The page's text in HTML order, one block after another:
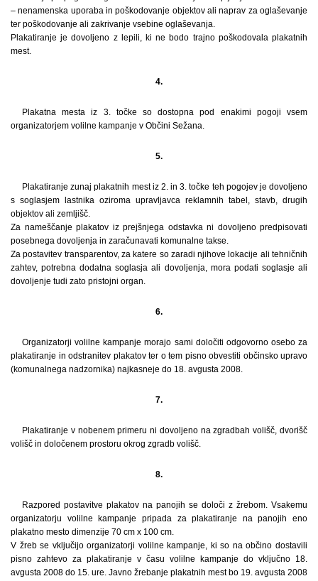
– nenamenska uporaba in poškodovanje objektov ali naprav za oglaševanje
ter poškodovanje ali zakrivanje vsebine oglaševanja.
Plakatiranje je dovoljeno z lepili, ki ne bodo trajno poškodovala plakatnih
mest.
4.
Plakatna mesta iz 3. točke so dostopna pod enakimi pogoji vsem
organizatorjem volilne kampanje v Občini Sežana.
5.
Plakatiranje zunaj plakatnih mest iz 2. in 3. točke teh pogojev je dovoljeno
s soglasjem lastnika oziroma upravljavca reklamnih tabel, stavb, drugih
objektov ali zemljišč.
Za nameščanje plakatov iz prejšnjega odstavka ni dovoljeno predpisovati
posebnega dovoljenja in zaračunavati komunalne takse.
Za postavitev transparentov, za katere so zaradi njihove lokacije ali tehničnih
zahtev, potrebna dodatna soglasja ali dovoljenja, mora podati soglasje ali
dovoljenje tudi zato pristojni organ.
6.
Organizatorji volilne kampanje morajo sami določiti odgovorno osebo za
plakatiranje in odstranitev plakatov ter o tem pisno obvestiti občinsko upravo
(komunalnega nadzornika) najkasneje do 18. avgusta 2008.
7.
Plakatiranje v nobenem primeru ni dovoljeno na zgradbah volišč, dvorišč
volišč in določenem prostoru okrog zgradb volišč.
8.
Razpored postavitve plakatov na panojih se določi z žrebom. Vsakemu
organizatorju volilne kampanje pripada za plakatiranje na panojih eno
plakatno mesto dimenzije 70 cm x 100 cm.
V žreb se vključijo organizatorji volilne kampanje, ki so na občino dostavili
pisno zahtevo za plakatiranje v času volilne kampanje do vključno 18.
avgusta 2008 do 15. ure. Javno žrebanje plakatnih mest bo 19. avgusta 2008